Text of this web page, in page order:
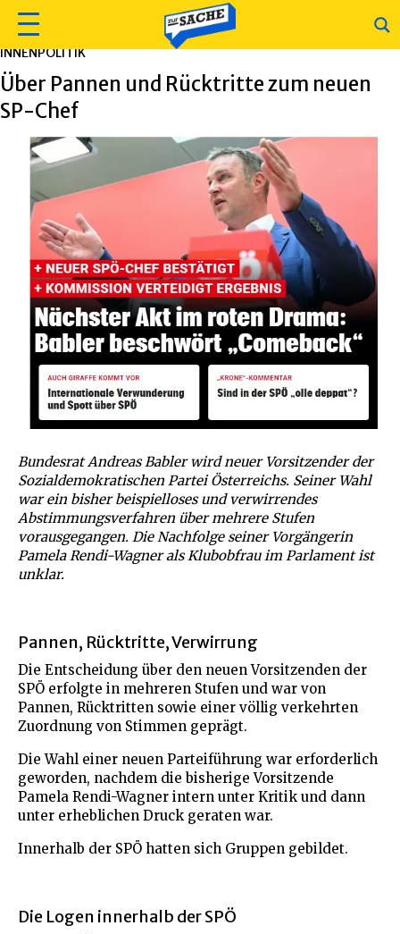
INNENPOLITIK
Über Pannen und Rücktritte zum neuen
SP-Chef
Bundesrat Andreas Babler wird neuer Vorsitzender der
Sozialdemokratischen Partei Österreichs. Seiner Wahl
war ein bisher beispielloses und verwirrendes
Abstimmungsverfahren über mehrere Stufen
vorausgegangen. Die Nachfolge seiner Vorgängerin
Pamela Rendi-Wagner als Klubobfrau im Parlament ist
unklar.
Pannen, Rücktritte, Verwirrung
Die Entscheidung über den neuen Vorsitzenden der
SPÖ erfolgte in mehreren Stufen und war von
Pannen, Rücktritten sowie einer völlig verkehrten
Zuordnung von Stimmen geprägt.
Die Wahl einer neuen Parteiführung war erforderlich
geworden, nachdem die bisherige Vorsitzende
Pamela Rendi-Wagner intern unter Kritik und dann
unter erheblichen Druck geraten war.
Innerhalb der SPÖ hatten sich Gruppen gebildet.
Die Logen innerhalb der SPÖ